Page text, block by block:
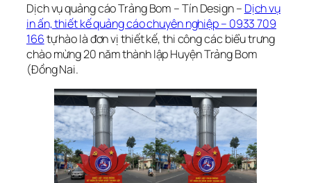
Dịch vụ quảng cáo Trảng Bom – Tín Design – Dịch vụ
in ấn, thiết kế quảng cáo chuyên nghiệp – 0933 709
166tự hào là đơn vị thiết kế, thi công các biểu trưng
chào mừng 20 năm thành lập Huyện Trảng Bom
(Đồng Nai.